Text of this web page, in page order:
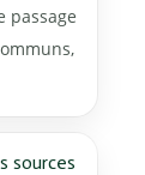
passage
sources